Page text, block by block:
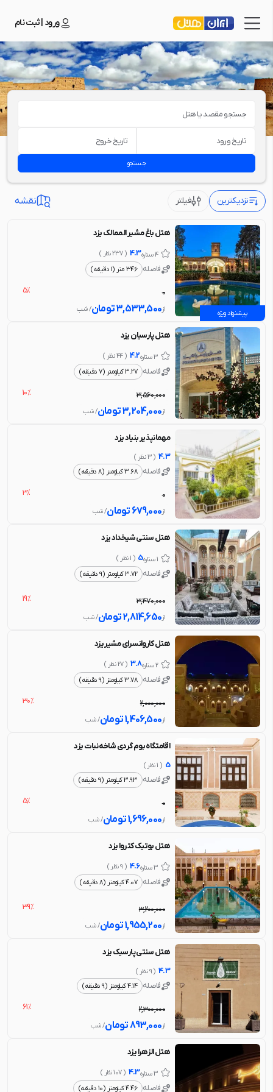
ورود | ثبت نام
جستجو مقصد یا هتل
تاریخ ورود تاریخ خروج
جستجو
نزدیکترین فیلتر نقشه
پیشنهاد ویژه
هتل باغ مشیر الممالک یزد
4 ستاره 4.3 ( 237 نظر )
فاصله 346 متر (1 دقیقه)
0
5%
از 3,533,500تومان/ شب
هتل پارسیان یزد
3 ستاره 4.2 ( 44 نظر )
فاصله 3.27 کیلومتر (7 دقیقه)
3,560,000
10%
از 3,204,000تومان/ شب
مهمانپذیر بنیاد یزد
4.3 ( 3 نظر )
فاصله 3.68 کیلومتر (8 دقیقه)
0
3%
از 679,000 تومان/ شب
هتل سنتی شیخداد یزد
1 ستاره 5 ( 1 نظر )
فاصله 3.72 کیلومتر (9 دقیقه)
3,470,000
19%
از 2,814,650تومان/ شب
هتل کاروانسرای مشیر یزد
2 ستاره 3.8 ( 27 نظر )
فاصله 3.78 کیلومتر (9 دقیقه)
2,000,000
30%
از 1,406,500تومان/ شب
اقامتگاه بوم گردی شاخه نبات یزد
5 ( 1 نظر )
فاصله 3.93 کیلومتر (9 دقیقه)
0
5%
از 1,696,000تومان/ شب
هتل بوتیک کتروا یزد
3 ستاره 4.6 ( 9 نظر )
فاصله 4.07 کیلومتر (8 دقیقه)
3,200,000
39%
از 1,955,200تومان/ شب
هتل سنتی پارسیک یزد
4.3 ( 9 نظر )
فاصله 4.14 کیلومتر (9 دقیقه)
2,300,000
61%
از 893,000تومان/ شب
هتل الزهرا یزد
3 ستاره 4.3 ( 107 نظر )
فاصله 4.46 کیلومتر (10 دقیقه)